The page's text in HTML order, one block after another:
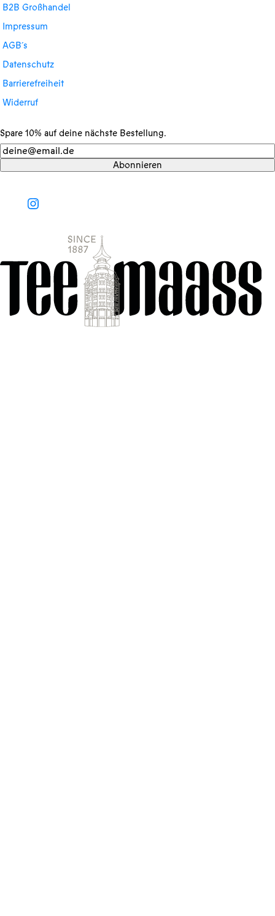
B2B Großhandel
Impressum
AGB´s
Datenschutz
Barrierefreiheit
Widerruf
Spare 10% auf deine nächste Bestellung.
Newsletter
Abonnieren